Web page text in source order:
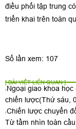
điều phối tập trung
triển khai trên toàn
Số lần xem: 107
[ BÀI VIẾT LIÊN QUAN ]
Ngoại giao khoa
chiến lược(Thứ sáu,
Chiến lược chuyển
Từ tầm nhìn toàn